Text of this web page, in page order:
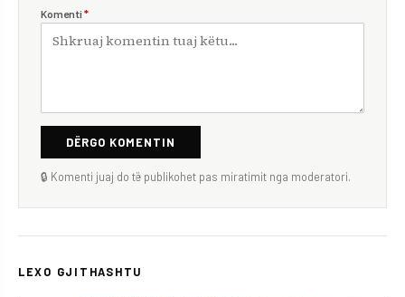
Komenti *
DËRGO KOMENTIN
🔒 Komenti juaj do të publikohet pas miratimit nga moderatori.
LEXO GJITHASHTU